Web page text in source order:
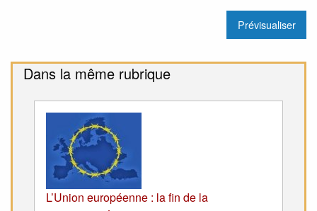
Dans la même rubrique
L’Union européenne : la fin de la